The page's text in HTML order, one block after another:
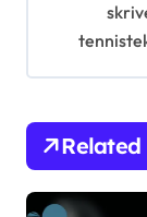
Related